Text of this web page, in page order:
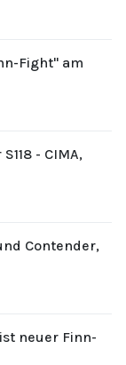
Fight" am
- CIMA,
Contender,
neuer Finn-